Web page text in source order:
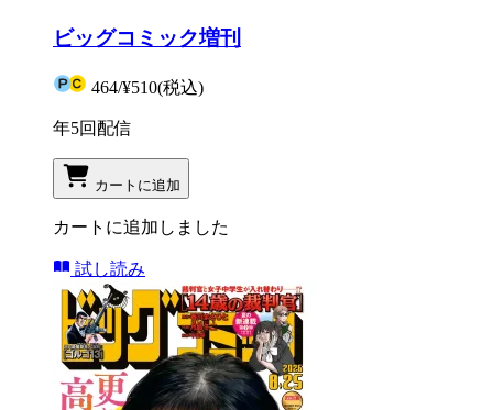
ビッグコミック増刊
464/¥510(税込)
年5回配信
カートに追加
カートに追加しました
試し読み